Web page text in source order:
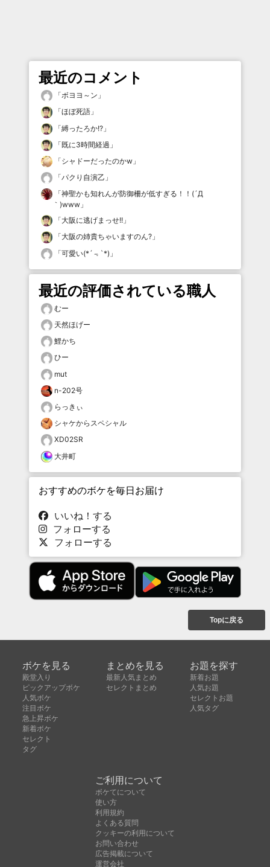
最近のコメント
「ボヨヨ～ン 」
「ほぼ死語 」
「縛ったろか!? 」
「既に3時間経過 」
「シャドーだったのかw 」
「パクり自演乙 」
「神聖かも知れんが防御柵が低すぎる！！(´Д
｀)www 」
「大阪に逃げまっせ!! 」
「大阪の姉貴ちゃいますのん? 」
「可愛い(*´﹃`*) 」
最近の評価されている職人
むー
天然ほげー
鯉かち
ひー
mut
n-202号
らっきぃ
シャケからスペシャル
XD02SR
大井町
おすすめのボケを毎日お届け
いいね！する
フォローする
フォローする
Topに戻る
ボケを見る
殿堂入り
ピックアップボケ
人気ボケ
注目ボケ
急上昇ボケ
新着ボケ
セレクト
タグ
まとめを見る
最新人気まとめ
セレクトまとめ
お題を探す
新着お題
人気お題
セレクトお題
人気タグ
ご利用について
ボケてについて
使い方
利用規約
よくある質問
クッキーの利用について
お問い合わせ
広告掲載について
運営会社